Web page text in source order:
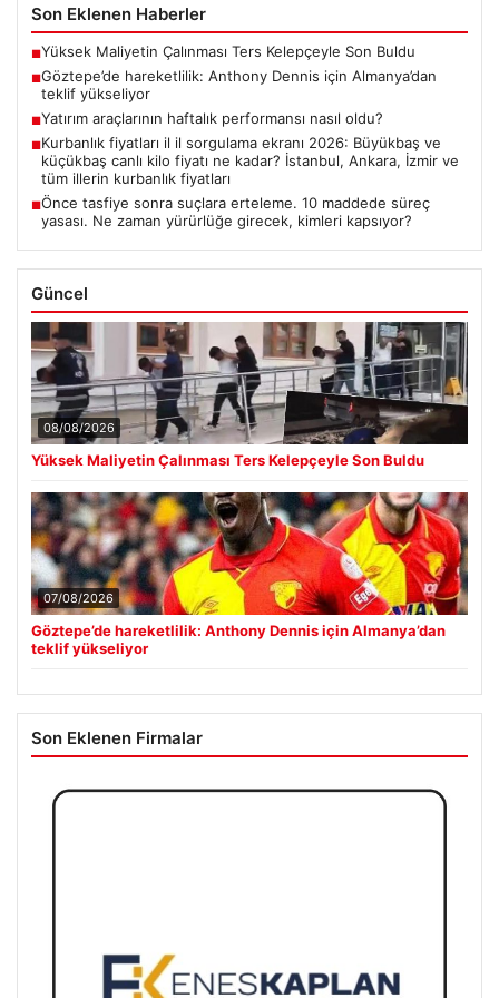
Son Eklenen Haberler
■Yüksek Maliyetin Çalınması Ters Kelepçeyle Son Buldu
■Göztepe’de hareketlilik: Anthony Dennis için Almanya’dan
teklif yükseliyor
■Yatırım araçlarının haftalık performansı nasıl oldu?
■Kurbanlık fiyatları il il sorgulama ekranı 2026: Büyükbaş ve
küçükbaş canlı kilo fiyatı ne kadar? İstanbul, Ankara, İzmir ve
tüm illerin kurbanlık fiyatları
■Önce tasfiye sonra suçlara erteleme. 10 maddede süreç
yasası. Ne zaman yürürlüğe girecek, kimleri kapsıyor?
Güncel
08/08/2026
Yüksek Maliyetin Çalınması Ters Kelepçeyle Son Buldu
07/08/2026
Göztepe’de hareketlilik: Anthony Dennis için Almanya’dan
teklif yükseliyor
Son Eklenen Firmalar